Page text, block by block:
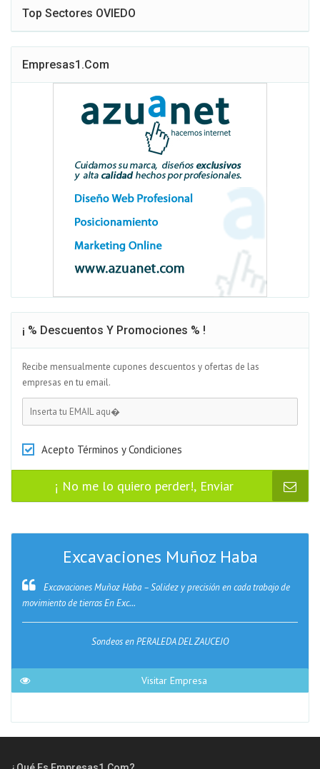
Top Sectores OVIEDO
Empresas1.com
¡ % Descuentos Y Promociones % !
Recibe mensualmente cupones descuentos y ofertas de las
empresas en tu email.
Acepto Términos y Condiciones
¡ No me lo quiero perder!, Enviar
Excavaciones Muñoz Haba
Excavaciones Muñoz Haba – Solidez y precisión en cada trabajo de
movimiento de tierras En Exc...
Sondeos en PERALEDA DEL ZAUCEJO
Visitar Empresa